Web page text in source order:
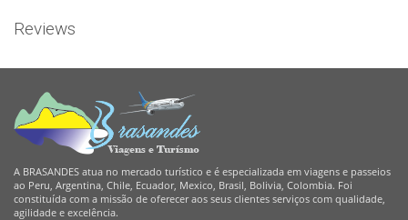
Reviews
A BRASANDES atua no mercado turístico e é especializada em viagens e passeios
ao Peru, Argentina, Chile, Ecuador, Mexico, Brasil, Bolivia, Colombia. Foi
constituída com a missão de oferecer aos seus clientes serviços com qualidade,
agilidade e excelência.